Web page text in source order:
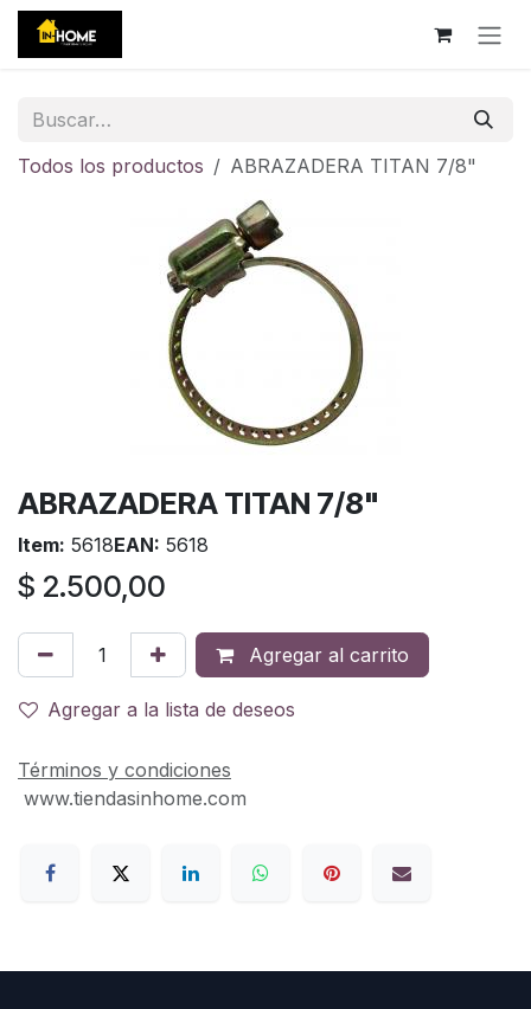
Ir al contenido
Todos los productos ABRAZADERA TITAN 7/8"
ABRAZADERA TITAN 7/8"
Item: 5618EAN: 5618
$ 2.500,00
Agregar al carrito
Agregar a la lista de deseos
Términos y condiciones
www.tiendasinhome.com